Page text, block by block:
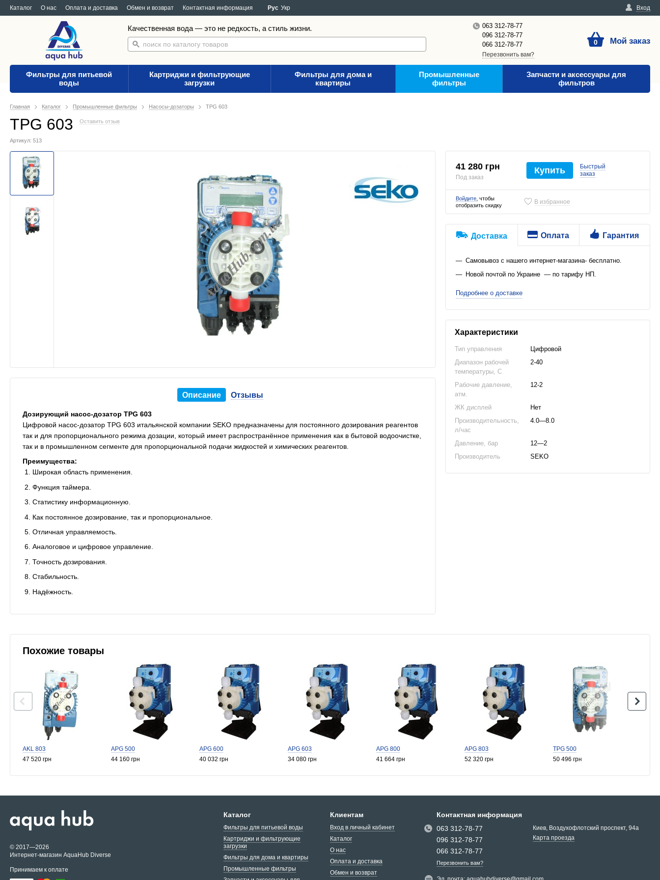
Каталог О нас Оплата и доставка Обмен и возврат Контактная информация Вход
Рус Укр
Качественная вода — это не редкость, а стиль жизни.
063 312-78-77
096 312-78-77
066 312-78-77
Перезвонить вам?
0 Мой заказ
Фильтры для питьевой
воды
Картриджи и фильтрующие
загрузки
Фильтры для дома и
квартиры
Промышленные
фильтры
Запчасти и аксессуары для
фильтров
Главная Каталог Промышленные фильтры Насосы-дозаторы TPG 603
TPG 603 Оставить отзыв
Артикул: 513
Описание Отзывы
Дозирующий насос-дозатор TPG 603
Цифровой насос-дозатор TPG 603 итальянской компании SEKO предназначены для постоянного дозирования реагентов
так и для пропорционального режима дозации, который имеет распространённое применения как в бытовой водоочистке,
так и в промышленном сегменте для пропорциональной подачи жидкостей и химических реагентов.
Преимущества:
Широкая область применения.
Функция таймера.
Статистику информационную.
Как постоянное дозирование, так и пропорциональное.
Отличная управляемость.
Аналоговое и цифровое управление.
Точность дозирования.
Стабильность.
Надёжность.
41 280 грн
Под заказ
Купить
Быстрый
заказ
Войдите, чтобы
отобразить скидку
В избранное
Доставка Оплата Гарантия
Самовывоз с нашего интернет-магазина- бесплатно.
Новой почтой по Украине — по тарифу НП.
Подробнее о доставке
Характеристики
Тип управления
Цифровой
Диапазон рабочей
температуры, C
2-40
Рабочие давление,
атм.
12-2
ЖК дисплей
Нет
Производительность,
л/час
4.0—8.0
Давление, бар
12—2
Производитель
SEKO
Похожие товары
AKL 803
47 520 грн
APG 500
44 160 грн
APG 600
40 032 грн
APG 603
34 080 грн
APG 800
41 664 грн
APG 803
52 320 грн
TPG 500
50 496 грн
© 2017—2026
Интернет-магазин AquaHub Diverse
Принимаем к оплате
Каталог
Фильтры для питьевой воды
Картриджи и фильтрующие
загрузки
Фильтры для дома и квартиры
Промышленные фильтры
Клиентам
Вход в личный кабинет
Каталог
О нас
Оплата и доставка
Обмен и возврат
Контактная информация
063 312-78-77
096 312-78-77
066 312-78-77
Перезвонить вам?
Киев, Воздухофлотский проспект, 94a
Карта проезда